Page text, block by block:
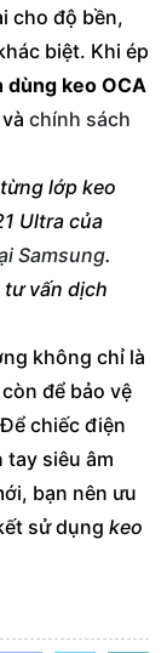
cho độ bền,
biệt. Khi ép
dùng keo OCA
chính sách
lớp keo
Ultra của
Samsung.
tư vấn dịch
không chỉ là
để bảo vệ
chiếc điện
siêu âm
bạn nên ưu
sử dụng keo